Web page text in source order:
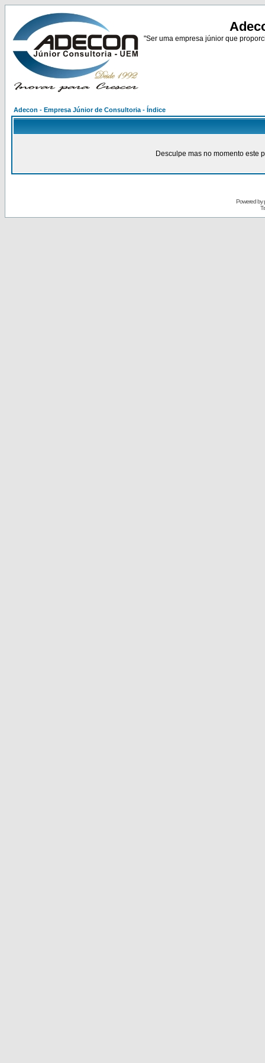
"Ser uma empresa júnior que
Adecon - Empresa Júnior de Consultoria - Índice
Desculpe mas no momento este
Powered by